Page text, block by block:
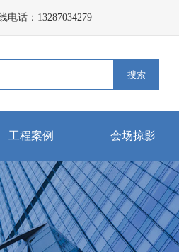
话：13287034279
搜索
工程案例 会场掠影